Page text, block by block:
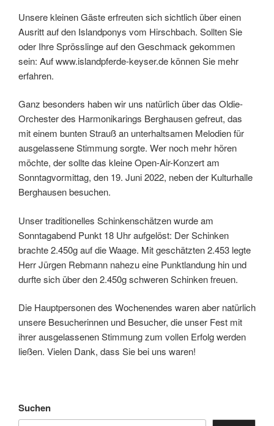
Unsere kleinen Gäste erfreuten sich sichtlich über einen
Ausritt auf den Islandponys vom Hirschbach. Sollten Sie
oder Ihre Sprösslinge auf den Geschmack gekommen
sein: Auf www.islandpferde-keyser.de können Sie mehr
erfahren.
Ganz besonders haben wir uns natürlich über das Oldie-
Orchester des Harmonikarings Berghausen gefreut, das
mit einem bunten Strauß an unterhaltsamen Melodien für
ausgelassene Stimmung sorgte. Wer noch mehr hören
möchte, der sollte das kleine Open-Air-Konzert am
Sonntagvormittag, den 19. Juni 2022, neben der Kulturhalle
Berghausen besuchen.
Unser traditionelles Schinkenschätzen wurde am
Sonntagabend Punkt 18 Uhr aufgelöst: Der Schinken
brachte 2.450g auf die Waage. Mit geschätzten 2.453 legte
Herr Jürgen Rebmann nahezu eine Punktlandung hin und
durfte sich über den 2.450g schweren Schinken freuen.
Die Hauptpersonen des Wochenendes waren aber natürlich
unsere Besucherinnen und Besucher, die unser Fest mit
ihrer ausgelassenen Stimmung zum vollen Erfolg werden
ließen. Vielen Dank, dass Sie bei uns waren!
Suchen